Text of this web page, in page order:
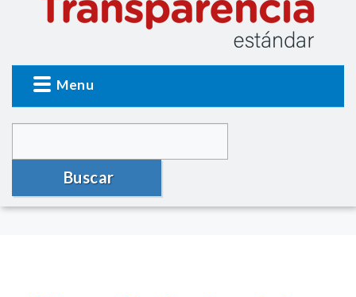
Menu
Buscar